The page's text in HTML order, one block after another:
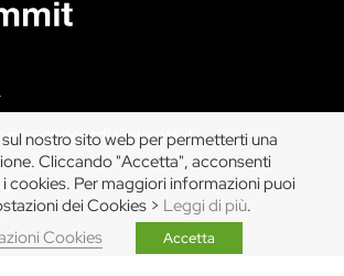
events.it
nostro sito web per permetterti una
Cliccando "Accetta", acconsenti
cookies. Per maggiori informazioni puoi
dei Cookies > Leggi di più.
Cookies
Accetta